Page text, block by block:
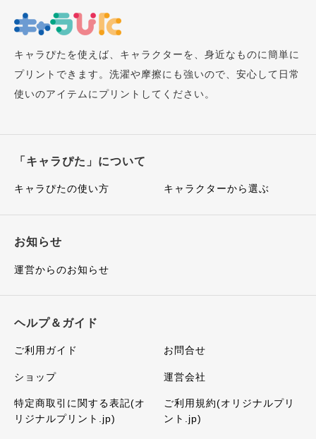
キャラぴたを使えば、キャラクターを、身近なものに簡単に
プリントできます。洗濯や摩擦にも強いので、安心して日常
使いのアイテムにプリントしてください。
「キャラぴた」について
キャラぴたの使い方 キャラクターから選ぶ
お知らせ
運営からのお知らせ
ヘルプ＆ガイド
ご利用ガイド お問合せ
ショップ 運営会社
特定商取引に関する表記(オ
リジナルプリント.jp)
ご利用規約(オリジナルプリ
ント.jp)